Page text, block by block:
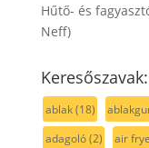
Hűtő- és
Neff)
Keresőszavak:
ablak(18)
adagoló(2) air